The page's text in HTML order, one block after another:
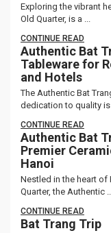
Exploring the vibrant
Old Quarter, is a ...
CONTINUE READ
Authentic Bat
Tableware for
and Hotels
The Authentic Bat
dedication to quality is
CONTINUE READ
Authentic Bat
Premier
Hanoi
Nestled in the heart of
Quarter, the Authentic ...
CONTINUE READ
Bat Trang Trip